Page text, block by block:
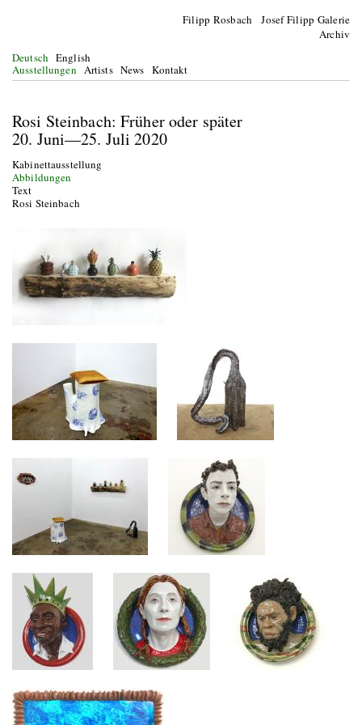
Filipp Rosbach Josef Filipp Galerie
Archiv
Deutsch English
Ausstellungen Artists News Kontakt
Rosi Steinbach: Früher oder später
20. Juni—25. Juli 2020
Kabinettausstellung
Abbildungen
Text
Rosi Steinbach